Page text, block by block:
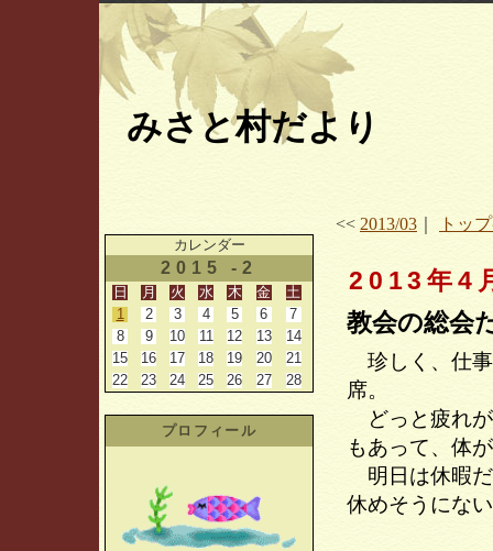
みさと村だより
カレンダー
2015 -2
日 月 火 水 木 金
土
1
2 3 4 5 6
7
8
9 10 11 12 13
14
15
16 17 18 19 20
21
22
23 24 25 26 27 28
プロフィール
<< 2013/03 トッ
2013年4
教会の総会
珍しく、仕事
席。
どっと疲れが
もあって、体
明日は休暇だ
休めそうにな